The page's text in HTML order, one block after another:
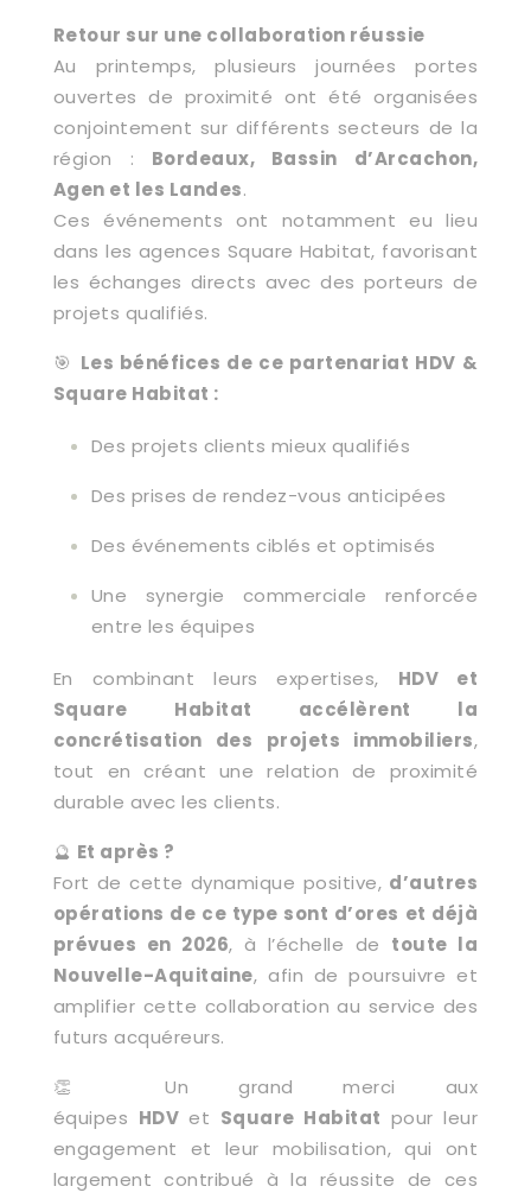
Retour sur une collaboration réussie
Au printemps, plusieurs journées portes
ouvertes de proximité ont été organisées
conjointement sur différents secteurs de la
région : Bordeaux, Bassin d’Arcachon,
Agen et les Landes.
Ces événements ont notamment eu lieu
dans les agences Square Habitat, favorisant
les échanges directs avec des porteurs de
projets qualifiés.
🎯 Les bénéfices de ce partenariat HDV &
Square Habitat :
Des projets clients mieux qualifiés
Des prises de rendez-vous anticipées
Des événements ciblés et optimisés
Une synergie commerciale renforcée
entre les équipes
En combinant leurs expertises, HDV et
Square Habitat accélèrent la
concrétisation des projets immobiliers,
tout en créant une relation de proximité
durable avec les clients.
🔮 Et après ?
Fort de cette dynamique positive, d’autres
opérations de ce type sont d’ores et déjà
prévues en 2026, à l’échelle de toute la
Nouvelle-Aquitaine, afin de poursuivre et
amplifier cette collaboration au service des
futurs acquéreurs.
👏 Un grand merci aux
équipes HDV et Square Habitat pour leur
engagement et leur mobilisation, qui ont
largement contribué à la réussite de ces